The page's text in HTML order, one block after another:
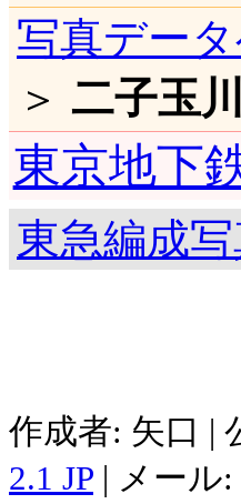
写真デー
＞ 二子玉川
東京地下
東急編成
作成者: 矢口 |
2.1 JP | メール: